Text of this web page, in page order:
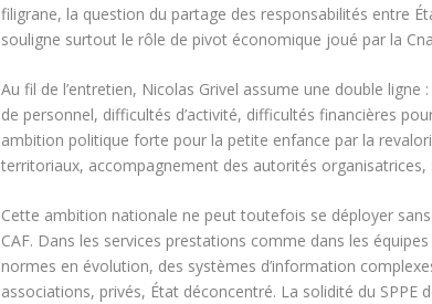
filigrane, la question du partage des responsabilités entre
souligne surtout le rôle de pivot économique joué par la
Au fil de l’entretien, Nicolas Grivel assume une double
de personnel, difficultés d’activité, difficultés financières
ambition politique forte pour la petite enfance par la
territoriaux, accompagnement des autorités
Cette ambition nationale ne peut toutefois se déployer
CAF. Dans les services prestations comme dans les
normes en évolution, des systèmes d’information
associations, privés, État déconcentré. La solidité du SPPE